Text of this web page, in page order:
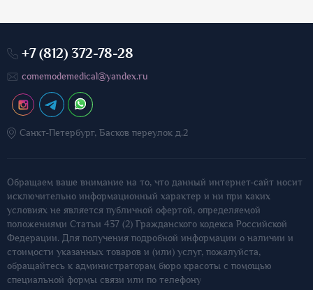
+7 (812) 372-78-28
comemodemedical@yandex.ru
Санкт-Петербург, Басков переулок д.2
Обращаем ваше внимание на то, что данный интернет-сайт носит
исключительно информационный характер и ни при каких
условиях не является публичной офертой, определяемой
положениями Статьи 437 (2) Гражданского кодекса Российской
Федерации. Для получения подробной информации о наличии и
стоимости указанных товаров и (или) услуг, пожалуйста,
обращайтесь к администраторам бюро красоты с помощью
специальной формы связи или по телефону